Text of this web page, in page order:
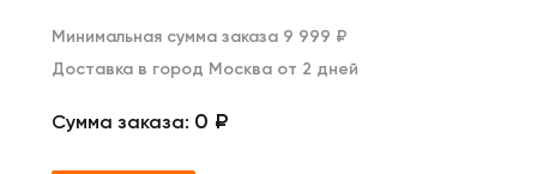
Минимальная сумма заказа 9 999 ₽
Доставка в город Москва от 2 дней
Сумма заказа: 0 ₽